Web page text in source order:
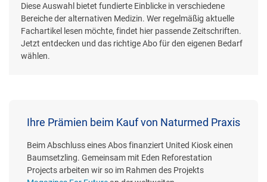
Diese Auswahl bietet fundierte Einblicke in verschiedene
Bereiche der alternativen Medizin. Wer regelmäßig aktuelle
Fachartikel lesen möchte, findet hier passende Zeitschriften.
Jetzt entdecken und das richtige Abo für den eigenen Bedarf
wählen.
Ihre Prämien beim Kauf von Naturmed Praxis
Beim Abschluss eines Abos finanziert United Kiosk einen
Baumsetzling. Gemeinsam mit Eden Reforestation
Projects arbeiten wir so im Rahmen des Projekts